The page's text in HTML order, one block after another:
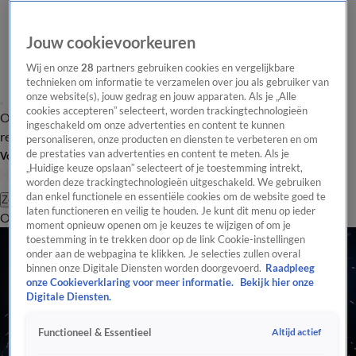
Overzicht Laatste nieuws Regionieuws Het beste van Hart
Tip de
redactie
Volg Hart van Nederland
Zoeken
OverzichtRegioUitzendingenWeerTip de redactiePanelVideo's
Jouw cookievoorkeuren
Wij en onze28 partners gebruiken cookies en vergelijkbare
technieken om informatie te verzamelen over jou als gebruiker van
onze website(s), jouw gedrag en jouw apparaten. Als je „Alle
cookies accepteren” selecteert, worden trackingtechnologieën
ingeschakeld om onze advertenties en content te kunnen
personaliseren, onze producten en diensten te verbeteren en om
de prestaties van advertenties en content te meten. Als je
„Huidige keuze opslaan” selecteert of je toestemming intrekt,
worden deze trackingtechnologieën uitgeschakeld. We gebruiken
dan enkel functionele en essentiële cookies om de website goed te
laten functioneren en veilig te houden. Je kunt dit menu op ieder
moment opnieuw openen om je keuzes te wijzigen of om je
toestemming in te trekken door op de link Cookie-instellingen
onder aan de webpagina te klikken. Je selecties zullen overal
binnen onze Digitale Diensten worden doorgevoerd. Raadpleeg
onze Cookieverklaring voor meer informatie.
Bekijk hier onze
Digitale Diensten.
Functioneel & Essentieel Altijd actief